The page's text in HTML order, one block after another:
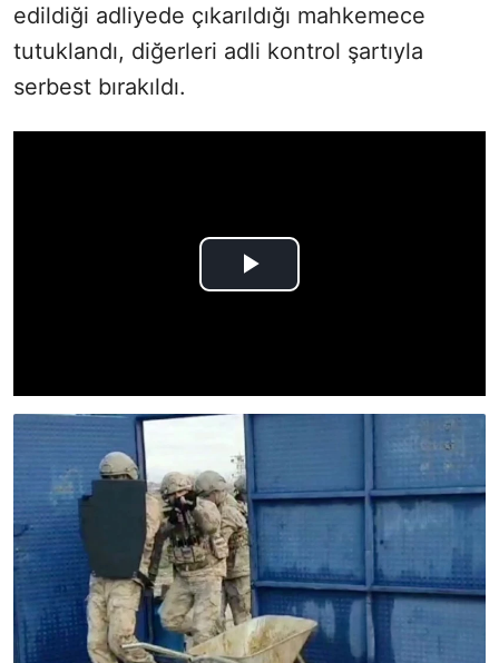
edildiği adliyede çıkarıldığı mahkemece
tutuklandı, diğerleri adli kontrol şartıyla
serbest bırakıldı.